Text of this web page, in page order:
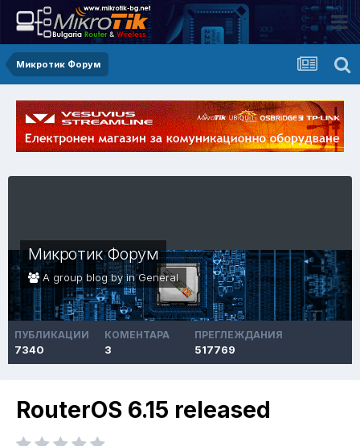
Микротик Форум
Микротик Форум
A group blog by inGeneral
ПУБЛИКАЦИИ
7340
КОМЕНТАРА
3
ПРЕГЛЕЖДАНИЯ
517769
RouterOS 6.15 released